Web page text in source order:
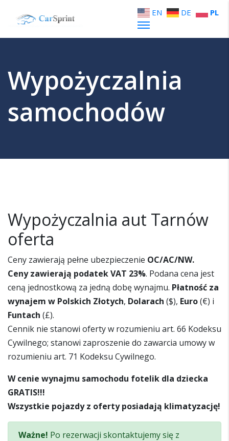
EN DE PL
Wypożyczalnia
samochodów
Wypożyczalnia aut Tarnów
oferta
Ceny zawierają pełne ubezpieczenie OC/AC/NW.
Ceny zawierają podatek VAT 23%. Podana cena jest
ceną jednostkową za jedną dobę wynajmu. Płatność za
wynajem w Polskich Złotych, Dolarach ($), Euro(€) i
Funtach (£).
Cennik nie stanowi oferty w rozumieniu art. 66 Kodeksu
Cywilnego; stanowi zaproszenie do zawarcia umowy w
rozumieniu art. 71 Kodeksu Cywilnego.
W cenie wynajmu samochodu fotelik dla dziecka
GRATIS!!!
Wszystkie pojazdy z oferty posiadają klimatyzację!
Ważne! Po rezerwacji skontaktujemy się z